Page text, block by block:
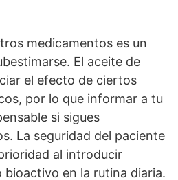
medicamentos es un
El aceite de
el efecto de ciertos
por lo que informar a tu
si sigues
La seguridad del paciente
al introducir
bioactivo en la rutina diaria.